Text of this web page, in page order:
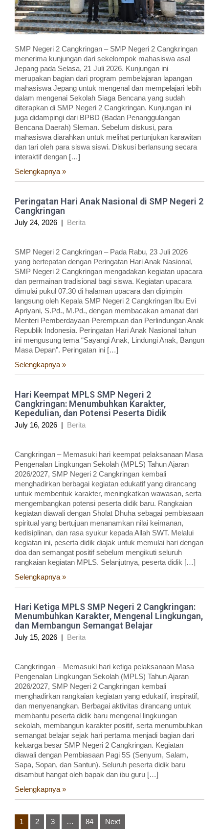
SMP Negeri 2 Cangkringan – SMP Negeri 2 Cangkringan
menerima kunjungan dari sekelompok mahasiswa asal
Jepang pada Selasa, 21 Juli 2026. Kunjungan ini
merupakan bagian dari program pembelajaran lapangan
mahasiswa Jepang untuk mengenal dan mempelajari lebih
dalam mengenai Sekolah Siaga Bencana yang sudah
diterapkan di SMP Negeri 2 Cangkringan. Kunjungan ini
juga didampingi dari BPBD (Badan Penanggulangan
Bencana Daerah) Sleman. Sebelum diskusi, para
mahasiswa diarahkan untuk melihat pertunjukan karawitan
dan tari oleh para siswa siswi. Diskusi berlansung secara
interaktif dengan […]
Selengkapnya »
Peringatan Hari Anak Nasional di SMP Negeri 2
Cangkringan
July 24, 2026 | Berita
SMP Negeri 2 Cangkringan – Pada Rabu, 23 Juli 2026
yang bertepatan dengan Peringatan Hari Anak Nasional,
SMP Negeri 2 Cangkringan mengadakan kegiatan upacara
dan permainan tradisional bagi siswa. Kegiatan upacara
dimulai pukul 07.30 di halaman upacara dan dipimpin
langsung oleh Kepala SMP Negeri 2 Cangkringan Ibu Evi
Apriyani, S.Pd., M.Pd., dengan membacakan amanat dari
Menteri Pemberdayaan Perempuan dan Perlindungan Anak
Republik Indonesia. Peringatan Hari Anak Nasional tahun
ini mengusung tema “Sayangi Anak, Lindungi Anak, Bangun
Masa Depan”. Peringatan ini […]
Selengkapnya »
Hari Keempat MPLS SMP Negeri 2
Cangkringan: Menumbuhkan Karakter,
Kepedulian, dan Potensi Peserta Didik
July 16, 2026 | Berita
Cangkringan – Memasuki hari keempat pelaksanaan Masa
Pengenalan Lingkungan Sekolah (MPLS) Tahun Ajaran
2026/2027, SMP Negeri 2 Cangkringan kembali
menghadirkan berbagai kegiatan edukatif yang dirancang
untuk membentuk karakter, meningkatkan wawasan, serta
mengembangkan potensi peserta didik baru. Rangkaian
kegiatan diawali dengan Sholat Dhuha sebagai pembiasaan
spiritual yang bertujuan menanamkan nilai keimanan,
kedisiplinan, dan rasa syukur kepada Allah SWT. Melalui
kegiatan ini, peserta didik diajak untuk memulai hari dengan
doa dan semangat positif sebelum mengikuti seluruh
rangkaian kegiatan MPLS. Selanjutnya, peserta didik […]
Selengkapnya »
Hari Ketiga MPLS SMP Negeri 2 Cangkringan:
Menumbuhkan Karakter, Mengenal Lingkungan,
dan Membangun Semangat Belajar
July 15, 2026 | Berita
Cangkringan – Memasuki hari ketiga pelaksanaan Masa
Pengenalan Lingkungan Sekolah (MPLS) Tahun Ajaran
2026/2027, SMP Negeri 2 Cangkringan kembali
menghadirkan rangkaian kegiatan yang edukatif, inspiratif,
dan menyenangkan. Berbagai aktivitas dirancang untuk
membantu peserta didik baru mengenal lingkungan
sekolah, membangun karakter positif, serta menumbuhkan
semangat belajar sejak hari pertama menjadi bagian dari
keluarga besar SMP Negeri 2 Cangkringan. Kegiatan
diawali dengan Pembiasaan Pagi 5S (Senyum, Salam,
Sapa, Sopan, dan Santun). Seluruh peserta didik baru
disambut hangat oleh bapak dan ibu guru […]
Selengkapnya »
Posts
pagination
1 2 3 … 84 Next